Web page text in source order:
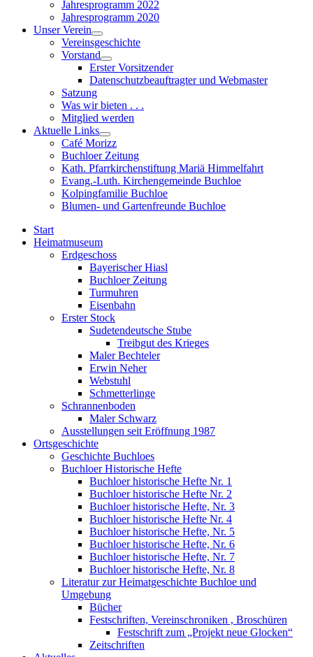
Jahresprogramm 2022
Jahresprogramm 2020
Unser Verein
Show
sub
menu
Vereinsgeschichte
Vorstand
Show
sub
menu
Erster Vorsitzender
Datenschutzbeauftragter und Webmaster
Satzung
Was wir bieten . . .
Mitglied werden
Aktuelle Links
Show
sub
menu
Café Morizz
Buchloer Zeitung
Kath. Pfarrkirchenstiftung Mariä Himmelfahrt
Evang.-Luth. Kirchengemeinde Buchloe
Kolpingfamilie Buchloe
Blumen- und Gartenfreunde Buchloe
Start
Heimatmuseum
Erdgeschoss
Bayerischer Hiasl
Buchloer Zeitung
Turmuhren
Eisenbahn
Erster Stock
Sudetendeutsche Stube
Treibgut des Krieges
Maler Bechteler
Erwin Neher
Webstuhl
Schmetterlinge
Schrannenboden
Maler Schwarz
Ausstellungen seit Eröffnung 1987
Ortsgeschichte
Geschichte Buchloes
Buchloer Historische Hefte
Buchloer historische Hefte Nr. 1
Buchloer historische Hefte Nr. 2
Buchloer historische Hefte, Nr. 3
Buchloer historische Hefte Nr. 4
Buchloer historische Hefte, Nr. 5
Buchloer historische Hefte, Nr. 6
Buchloer historische Hefte, Nr. 7
Buchloer historische Hefte, Nr. 8
Literatur zur Heimatgeschichte Buchloe und
Umgebung
Bücher
Festschriften, Vereinschroniken , Broschüren
Festschrift zum „Projekt neue Glocken“
Zeitschriften